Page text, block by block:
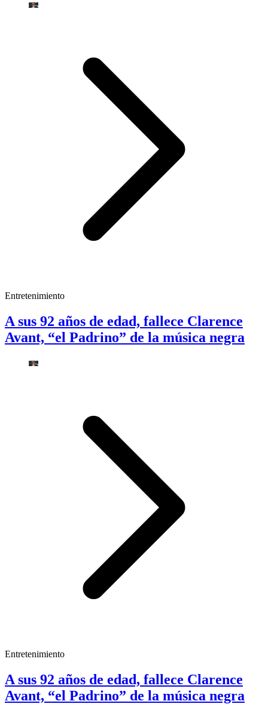
Entretenimiento
A sus 92 años de edad, fallece Clarence
Avant, “el Padrino” de la música negra
Entretenimiento
A sus 92 años de edad, fallece Clarence
Avant, “el Padrino” de la música negra